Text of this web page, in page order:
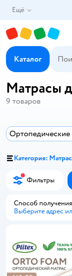
Ещё
Каталог
Матрасы
9 товаров
Ортопедические
Категория:
Фильтры
Способ получения
Выберите адрес